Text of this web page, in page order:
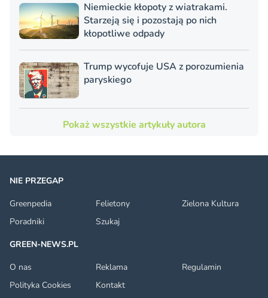
Niemieckie kłopoty z wiatrakami.
Starzeją się i pozostają po nich
kłopotliwe odpady
Trump wycofuje USA z porozumienia
paryskiego
Pokaż wszystkie artykuły autora
NIE PRZEGAP
Greenpedia
Felietony
Zielona Kultura
Poradniki
Szukaj
GREEN-NEWS.PL
O nas
Reklama
Regulamin
Polityka Cookies
Kontakt